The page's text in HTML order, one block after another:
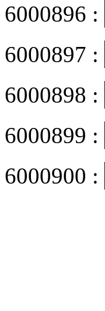
6000896 :
6000897 :
6000898 :
6000899 :
6000900 :